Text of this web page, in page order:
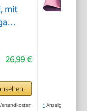
mit
als
26,99 €
* Anzeige